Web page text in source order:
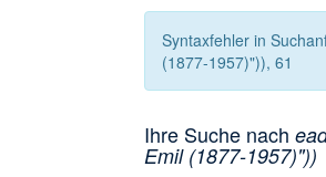
Syntaxfehler in
(1877-1957)")), 61
Ihre Suche nach
Emil (1877-1957)"))